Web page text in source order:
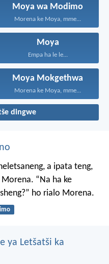
Moya wa Modimo
Morena ke Moya, mme...
Moya
Empa ha le le...
Moya Mokgethwa
Morena ke Moya, mme...
dingwe
a ipata teng,
“Na ha ke
ho rialo Morena.
ya Letšatši ka